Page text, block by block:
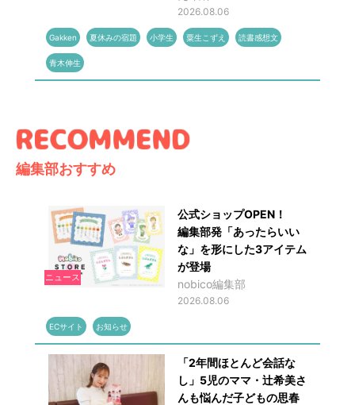
2026.08.06
Gakken 夏休みの宿題 小学生 粟生こずえ 読書感想文
青木伸生
編集部おすすめ
ニュース
公式ショップOPEN！
編集部発「あったらいい
な」を形にした3アイテム
が登場
nobico編集部
2026.08.06
ECサイト お知らせ
「2年間ほとんど会話な
し」5児のママ・辻希美さ
んも悩んだ子どもの思春